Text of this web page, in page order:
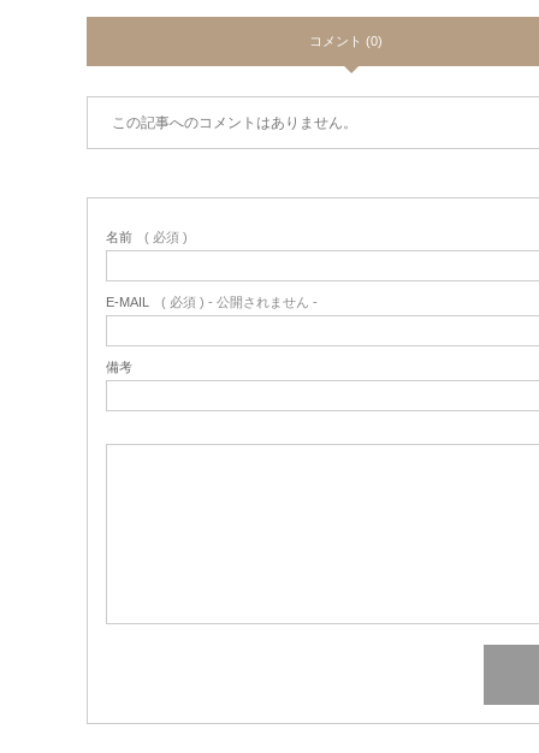
コメント (0)
この記事へのコメントはありません。
名前 ( 必須 )
E-MAIL ( 必須 ) - 公開されません -
備考